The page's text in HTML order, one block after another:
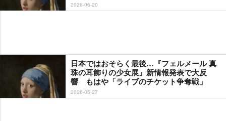
2026-06-20
日本ではおそらく最後…『フェルメール 真
珠の耳飾りの少女展』新情報発表で大反
響 もはや「ライブのチケット争奪戦」
2026-05-27